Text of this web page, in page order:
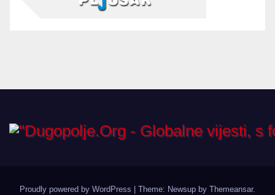
Proudly powered by WordPress Theme: Newsup by Themeansar.